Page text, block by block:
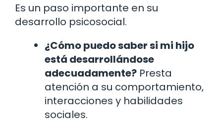
Es un paso importante en su
desarrollo psicosocial.
¿Cómo puedo saber si mi hijo
está desarrollándose
adecuadamente? Presta
atención a su comportamiento,
interacciones y habilidades
sociales.